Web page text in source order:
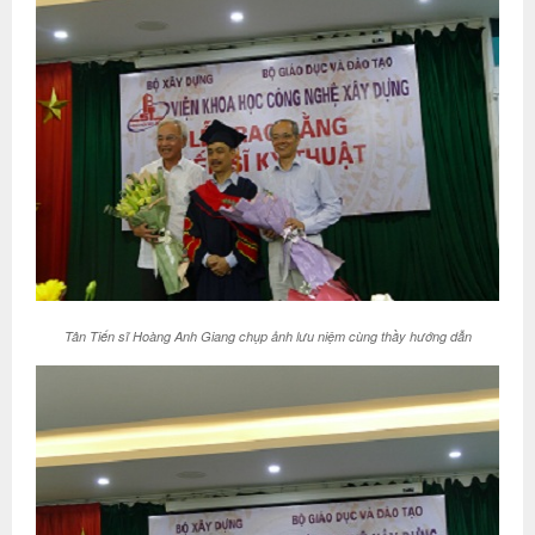
Tân Tiến sĩ Hoàng Anh Giang chụp ảnh lưu niệm cùng thầy hướng dẫn